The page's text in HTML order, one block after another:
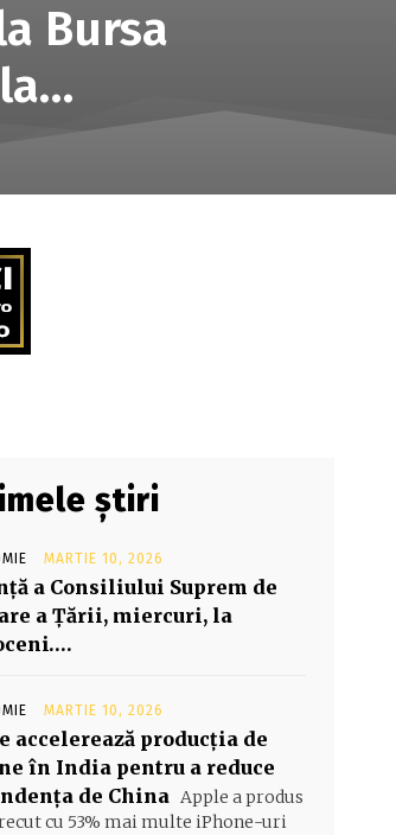
Bursa
știri
MARTIE 10, 2026
a Consiliului Suprem de
a Ţării, miercuri, la
MARTIE 10, 2026
accelerează producția de
în India pentru a reduce
de China Apple a produs
cu 53% mai multe iPhone-uri